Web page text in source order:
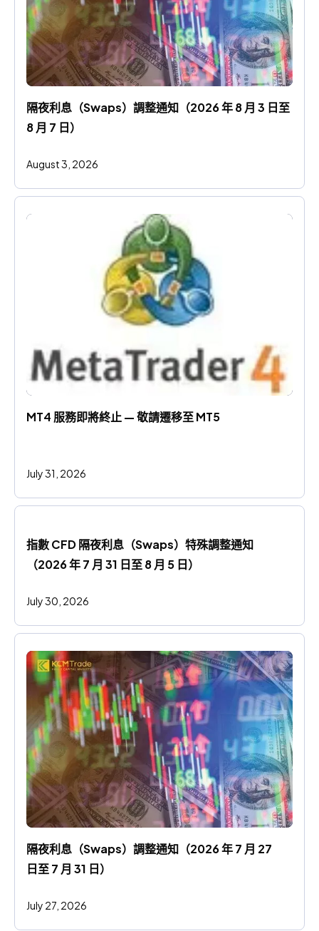
隔夜利息（Swaps）調整通知（2026 年 8 月 3 日至
8 月 7 日）
August 3, 2026
MT4 服務即將終止 — 敬請遷移至 MT5
July 31, 2026
指數 CFD 隔夜利息（Swaps）特殊調整通知
（2026 年 7 月 31 日至 8 月 5 日）
July 30, 2026
隔夜利息（Swaps）調整通知（2026 年 7 月 27
日至 7 月 31 日）
July 27, 2026